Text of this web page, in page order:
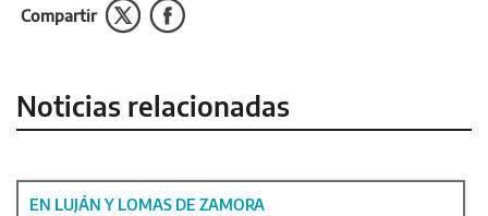
Compartir
Noticias relacionadas
EN LUJÁN Y LOMAS DE ZAMORA